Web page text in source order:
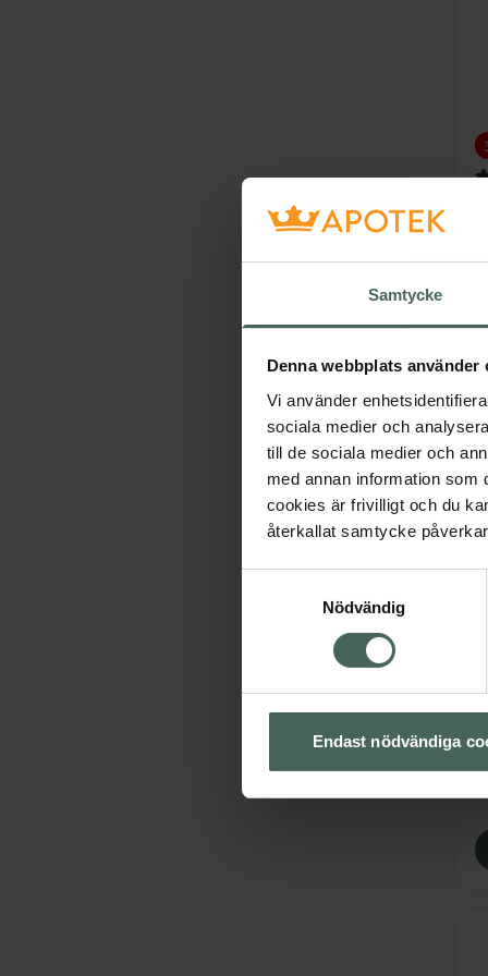
Samtycke
Denna webbplats använder
Vi använder
sociala medier och
till de sociala medier och
med annan information som
cookies är frivilligt och du
återkallat samtycke
Nödvändig
Endast nödvändiga